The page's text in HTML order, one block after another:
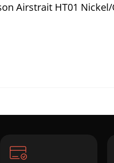
Airstrait HT01